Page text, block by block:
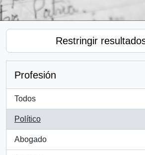
Restringir
Profesión
Todos
Político
, 18 resultados
Abogado
, 3 resultados